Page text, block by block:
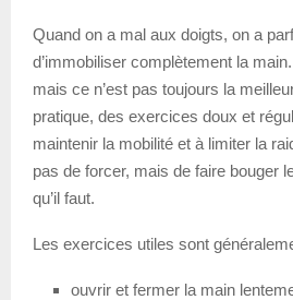
Quand on a mal aux doigts, on a
d’immobiliser complètement la
mais ce n’est pas toujours la
pratique, des exercices doux et
maintenir la mobilité et à limiter la
pas de forcer, mais de faire bouger
qu’il faut.
Les exercices utiles sont
ouvrir et fermer la main